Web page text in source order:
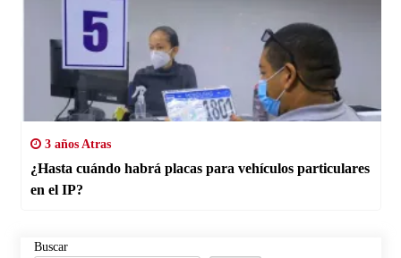
3 años Atras
¿Hasta cuándo habrá placas para vehículos particulares
en el IP?
Buscar